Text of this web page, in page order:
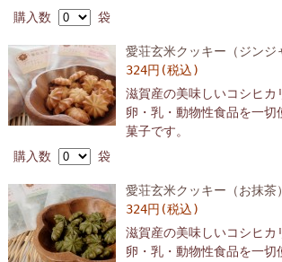
購入数 袋
購入数 袋
愛荘玄米クッキー（ジンジ
324円(税込)
滋賀産の美味しいコシヒカ
卵・乳・動物性食品を一
菓子です。
愛荘玄米クッキー（お抹茶）
324円(税込)
滋賀産の美味しいコシヒカ
卵・乳・動物性食品を一